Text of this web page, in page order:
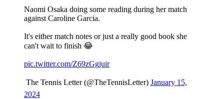
Naomi Osaka doing some reading during her match
against Caroline Garcia.
It's either match notes or just a really good book she
can't wait to finish 😂
pic.twitter.com/Z69zGgjuir
 The Tennis Letter (@TheTennisLetter) January 15,
2024